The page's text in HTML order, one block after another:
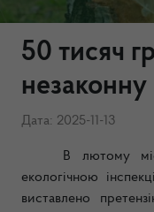
50 тисяч
Дата: 2025-11-13
В лютому
екологічною
виставлено